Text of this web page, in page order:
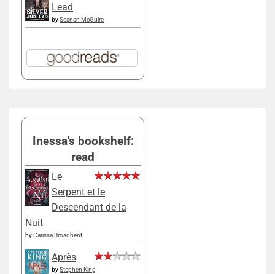
Lead
bySeanan McGuire
Inessa's bookshelf:
read
Le
Serpent et le
Descendant de la
Nuit
byCarissa Broadbent
Après
byStephen King